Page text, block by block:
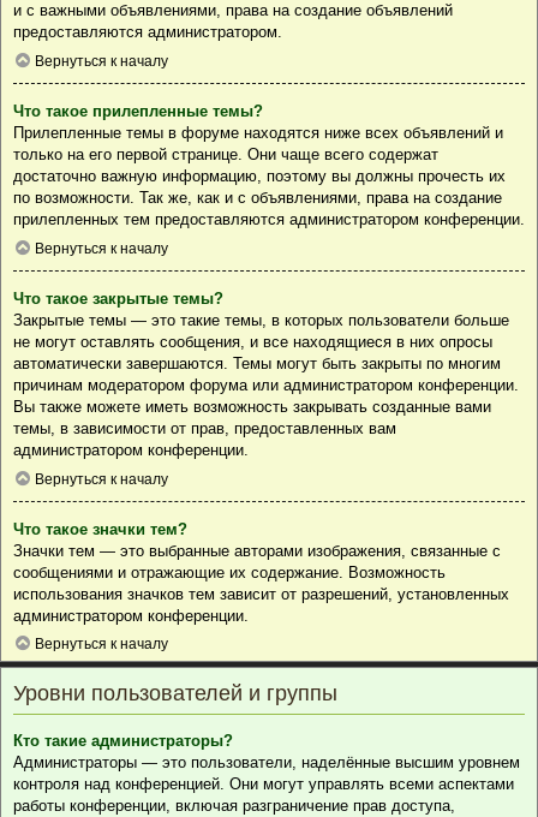
и с важными объявлениями, права на создание объявлений
предоставляются администратором.
Вернуться к началу
Что такое прилепленные темы?
Прилепленные темы в форуме находятся ниже всех объявлений и
только на его первой странице. Они чаще всего содержат
достаточно важную информацию, поэтому вы должны прочесть их
по возможности. Так же, как и с объявлениями, права на создание
прилепленных тем предоставляются администратором конференции.
Вернуться к началу
Что такое закрытые темы?
Закрытые темы — это такие темы, в которых пользователи больше
не могут оставлять сообщения, и все находящиеся в них опросы
автоматически завершаются. Темы могут быть закрыты по многим
причинам модератором форума или администратором конференции.
Вы также можете иметь возможность закрывать созданные вами
темы, в зависимости от прав, предоставленных вам
администратором конференции.
Вернуться к началу
Что такое значки тем?
Значки тем — это выбранные авторами изображения, связанные с
сообщениями и отражающие их содержание. Возможность
использования значков тем зависит от разрешений, установленных
администратором конференции.
Вернуться к началу
Уровни пользователей и группы
Кто такие администраторы?
Администраторы — это пользователи, наделённые высшим уровнем
контроля над конференцией. Они могут управлять всеми аспектами
работы конференции, включая разграничение прав доступа,